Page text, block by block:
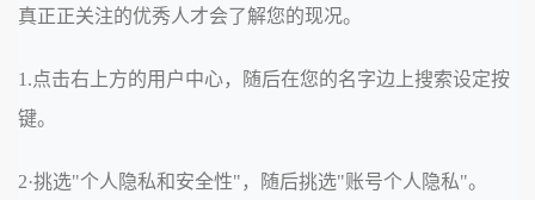
真正正关注的优秀人才会了解您的现况。
1.点击右上方的用户中心，随后在您的名字边上搜索设定按
键。
2·挑选"个人隐私和安全性"，随后挑选"账号个人隐私"。